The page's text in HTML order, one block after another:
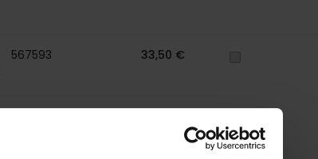
567593 33,50 €